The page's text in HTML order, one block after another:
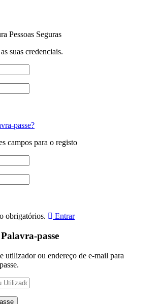
Pessoas Seguras
suas credenciais.
passe?
campos para o registo
obrigatórios. Entrar
passe
utilizador ou endereço de e-mail para